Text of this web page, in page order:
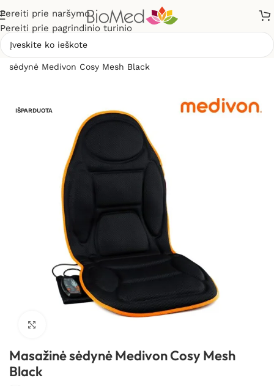
Pereiti prie naršymo
Pereiti prie pagrindinio turinio
sėdynė Medivon Cosy Mesh Black
IŠPARDUOTA
Masažinė sėdynė Medivon Cosy Mesh
Black